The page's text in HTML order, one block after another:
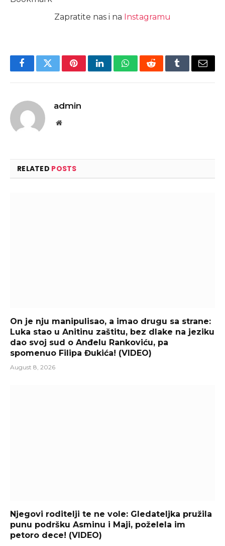
Zapratite nas i na Instagramu
FacebookTwitterPinterestLinkedInWhatsAppRedditTumblrEmail
admin
Website
RELATED POSTS
On je nju manipulisao, a imao drugu sa strane:
Luka stao u Anitinu zaštitu, bez dlake na jeziku
dao svoj sud o Anđelu Rankoviću, pa
spomenuo Filipa Đukića! (VIDEO)
August 8, 2026
Njegovi roditelji te ne vole: Gledateljka pružila
punu podršku Asminu i Maji, poželela im
petoro dece! (VIDEO)